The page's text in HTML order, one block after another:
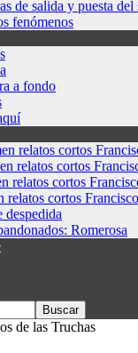
de salida y puesta del
fenómenos
a fondo
relatos cortos
relatos cortos
relatos cortos
relatos cortos
despedida
Romerosa
de las Truchas